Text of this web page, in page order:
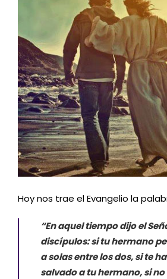
Hoy nos trae el Evangelio la
“En aquel tiempo dijo el
discípulos: si tu hermano
a solas entre los dos, si te
salvado a tu hermano, si